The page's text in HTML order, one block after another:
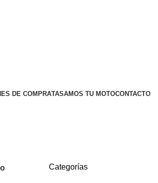
DE COMPRATASAMOS TU MOTOCONTACTO
Categorías